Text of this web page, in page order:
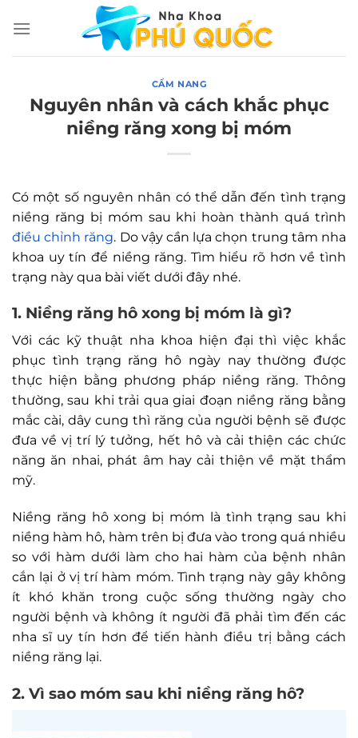
đến
CẨM NANG
Nguyên nhân và cách khắc phục
niềng răng xong bị móm
Có một số nguyên nhân có thể dẫn đến tình trạng
niềng răng bị móm sau khi hoàn thành quá trình
điều chỉnh răng. Do vậy cần lựa chọn trung tâm nha
khoa uy tín để niềng răng. Tìm hiểu rõ hơn về tình
trạng này qua bài viết dưới đây nhé.
1. Niềng răng hô xong bị móm là gì?
Với các kỹ thuật nha khoa hiện đại thì việc khắc
phục tình trạng răng hô ngày nay thường được
thực hiện bằng phương pháp niềng răng. Thông
thường, sau khi trải qua giai đoạn niềng răng bằng
mắc cài, dây cung thì răng của người bệnh sẽ được
đưa về vị trí lý tưởng, hết hô và cải thiện các chức
năng ăn nhai, phát âm hay cải thiện về mặt thẩm
mỹ.
Niềng răng hô xong bị móm là tình trạng sau khi
niềng hàm hô, hàm trên bị đưa vào trong quá nhiều
so với hàm dưới làm cho hai hàm của bệnh nhân
cắn lại ở vị trí hàm móm. Tình trạng này gây không
ít khó khăn trong cuộc sống thường ngày cho
người bệnh và không ít người đã phải tìm đến các
nha sĩ uy tín hơn để tiến hành điều trị bằng cách
niềng răng lại.
2. Vì sao móm sau khi niềng răng hô?